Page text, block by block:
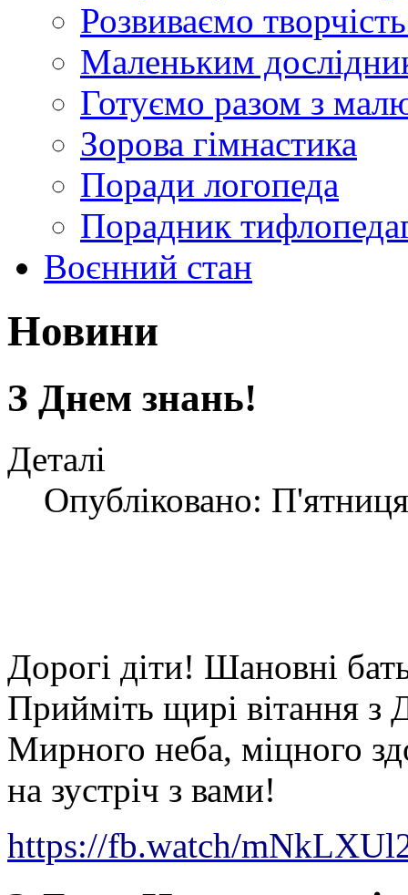
Розвиваємо
Маленьким
Готуємо разом з
Зорова гімнастика
Поради логопеда
Порадник
Воєнний стан
Новини
З Днем знань!
Деталі
Опубліковано:
Дорогі діти! Шановні
Прийміть щирі вітання з
Мирного неба, міцного
на зустріч з вами!
https://fb.watch/